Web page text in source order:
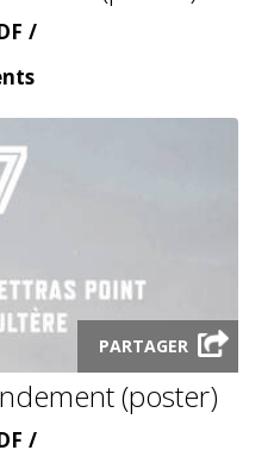
Launch
modal
PARTAGER
(poster)